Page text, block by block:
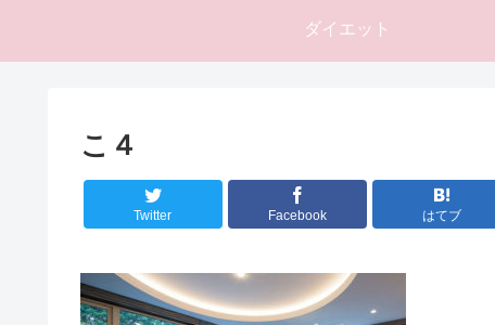
ダイエット
こ４
Twitter Facebook はてブ